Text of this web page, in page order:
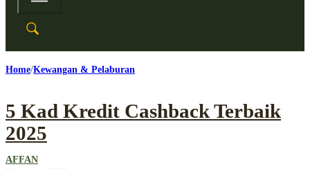
Home Kewangan & Pelaburan
5 Kad Kredit Cashback Terbaik
2025
AFFAN